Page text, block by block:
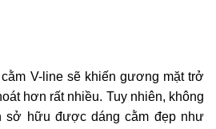
V-line sẽ khiến gương mặt trở
hơn rất nhiều. Tuy nhiên, không
sở hữu được dáng cằm đẹp như